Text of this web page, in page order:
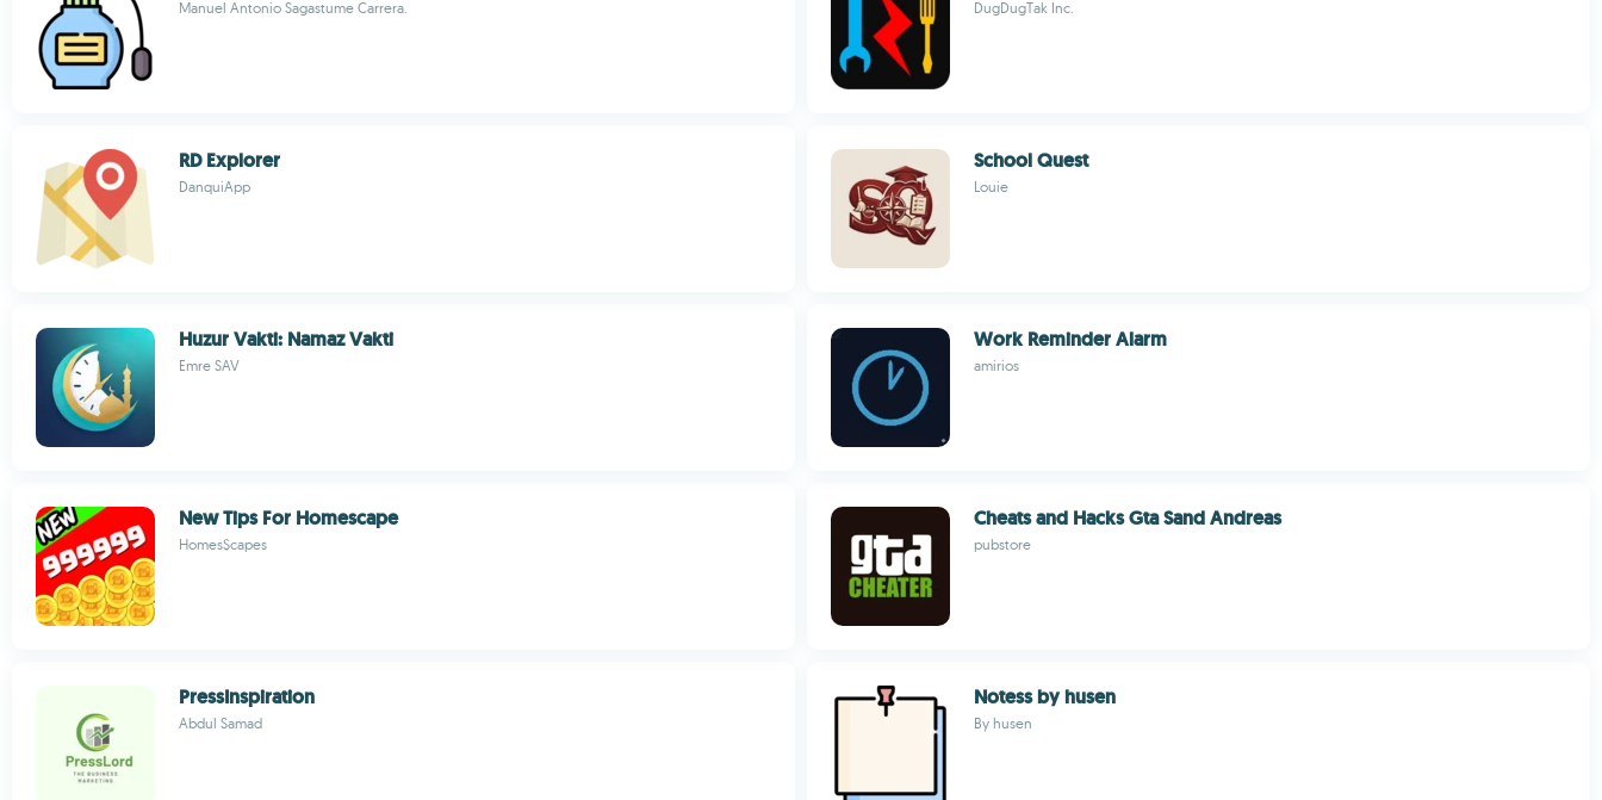
Manuel Antonio Sagastume Carrera. DugDugTak Inc.
RD Explorer
DanquiApp
School Quest
Louie
Huzur Vakti: Namaz Vakti
Emre SAV
Work Reminder Alarm
amirios
New Tips For Homescape
Homes$capes
Cheats and Hacks Gta Sand Andreas
pubstore
PressInspiration
Abdul Samad
Notess by husen
By husen